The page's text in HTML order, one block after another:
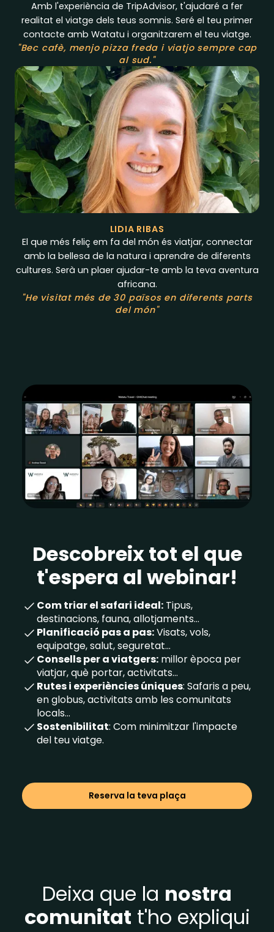
Amb l'experiència de TripAdvisor, t'ajudaré a fer
realitat el viatge dels teus somnis. Seré el teu primer
contacte amb Watatu i organitzarem el teu viatge.
"Bec cafè, menjo pizza freda i viatjo sempre cap
al sud."
LIDIA RIBAS
El que més feliç em fa del món és viatjar, connectar
amb la bellesa de la natura i aprendre de diferents
cultures. Serà un plaer ajudar-te amb la teva aventura
africana.
"He visitat més de 30 països en diferents parts
del món"
Descobreix tot el que
t'espera al webinar!
Com triar el safari ideal: Tipus,
destinacions, fauna, allotjaments...
Planificació pas a pas:Visats, vols,
equipatge, salut, seguretat...
Consells per a viatgers: millor època per
viatjar, què portar, activitats...
Rutes i experiències úniques: Safaris a peu,
en globus, activitats amb les comunitats
locals...
Sostenibilitat: Com minimitzar l'impacte
del teu viatge.
Reserva la teva plaça
Deixa que la nostra
comunitat t'ho expliqui